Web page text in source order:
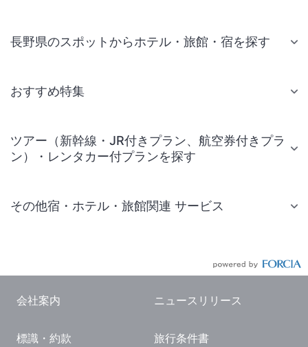
長野県のスポットからホテル・旅館・宿を探す
おすすめ特集
ツアー（新幹線・JR付きプラン、航空券付きプラ
ン）・レンタカー付プランを探す
その他宿・ホテル・旅館関連 サービス
国内観光ガイド
会社案内 ニュースリリース
標識・約款 旅行条件書